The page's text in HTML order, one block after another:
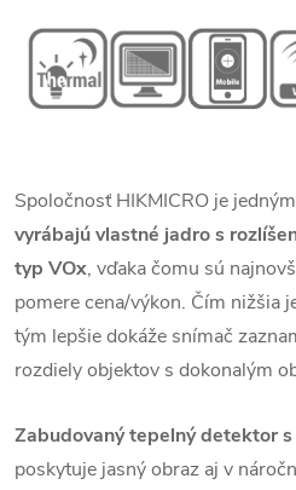
Spoločnosť HIKMICRO je
vyrábajú vlastné jadro s
typ VOx, vďaka čomu sú
pomere cena/výkon. Čím nižšia
tým lepšie dokáže snímač
rozdiely objektov s dokonalým
Zabudovaný tepelný detektor
poskytuje jasný obraz aj v